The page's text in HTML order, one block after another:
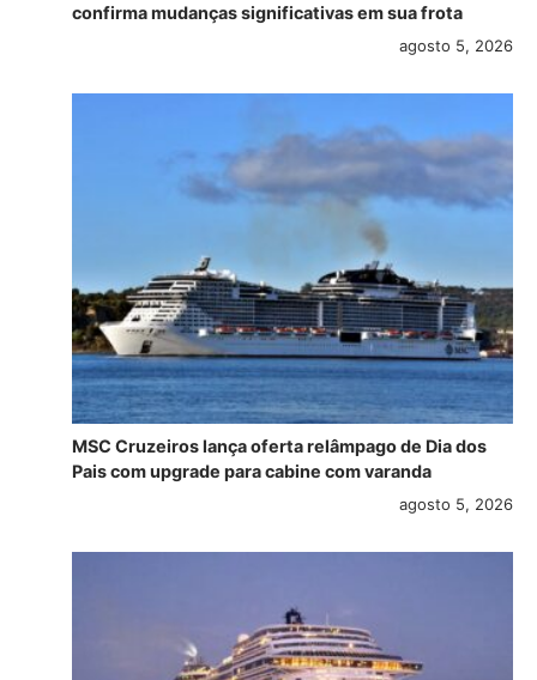
confirma mudanças significativas em sua frota
agosto 5, 2026
MSC Cruzeiros lança oferta relâmpago de Dia dos
Pais com upgrade para cabine com varanda
agosto 5, 2026